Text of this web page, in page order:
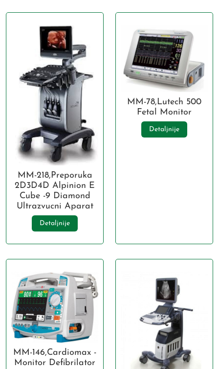
MM-218,Preporuka
2D3D4D Alpinion E
Cube -9 Diamond
Ultrazvucni Aparat
Detaljnije
MM-78,Lutech 500
Fetal Monitor
Detaljnije
MM-146,Cardiomax -
Monitor Defibrilator